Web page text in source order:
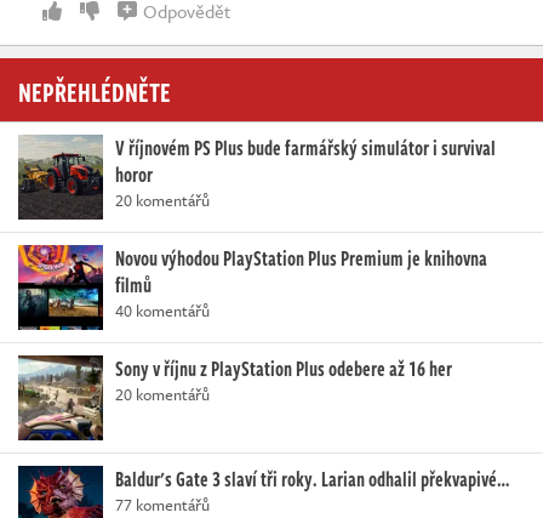
Odpovědět
NEPŘEHLÉDNĚTE
V říjnovém PS Plus bude farmářský simulátor i survival
horor
20 komentářů
Novou výhodou PlayStation Plus Premium je knihovna
filmů
40 komentářů
Sony v říjnu z PlayStation Plus odebere až 16 her
20 komentářů
Baldur's Gate 3 slaví tři roky. Larian odhalil překvapivé…
77 komentářů